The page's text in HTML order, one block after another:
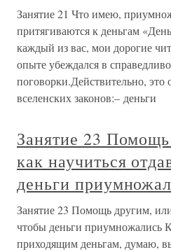
Занятие 21 Что имею,
притягиваются к деньгам
каждый из вас, мои дорогие
опыте убеждался в
поговорки.Действительно,
вселенских законов:– деньги
Занятие 23
как научиться
деньги
Занятие 23 Помощь другим, или
чтобы деньги приумножались
приходящим деньгам, думаю,